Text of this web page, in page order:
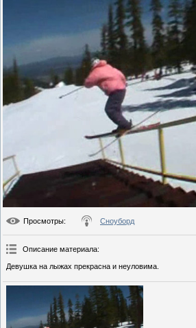
Просмотры: Сноуборд
Описание материала:
Девушка на лыжах прекрасна и неуловима.